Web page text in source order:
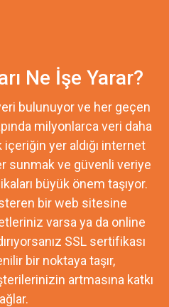
Ne İşe Yarar?
bulunuyor ve her geçen
milyonlarca veri daha
yer aldığı internet
sunmak ve güvenli veriye
büyük önem taşıyor.
bir web sitesine
varsa ya da online
SSL sertifikası
bir noktaya taşır,
artmasına katkı